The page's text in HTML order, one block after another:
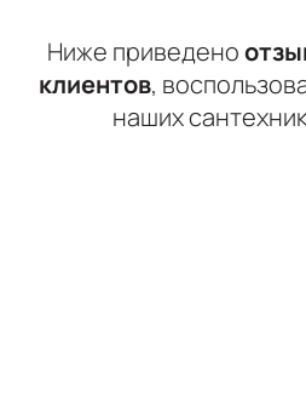
Ниже приведено
клиентов,
наших